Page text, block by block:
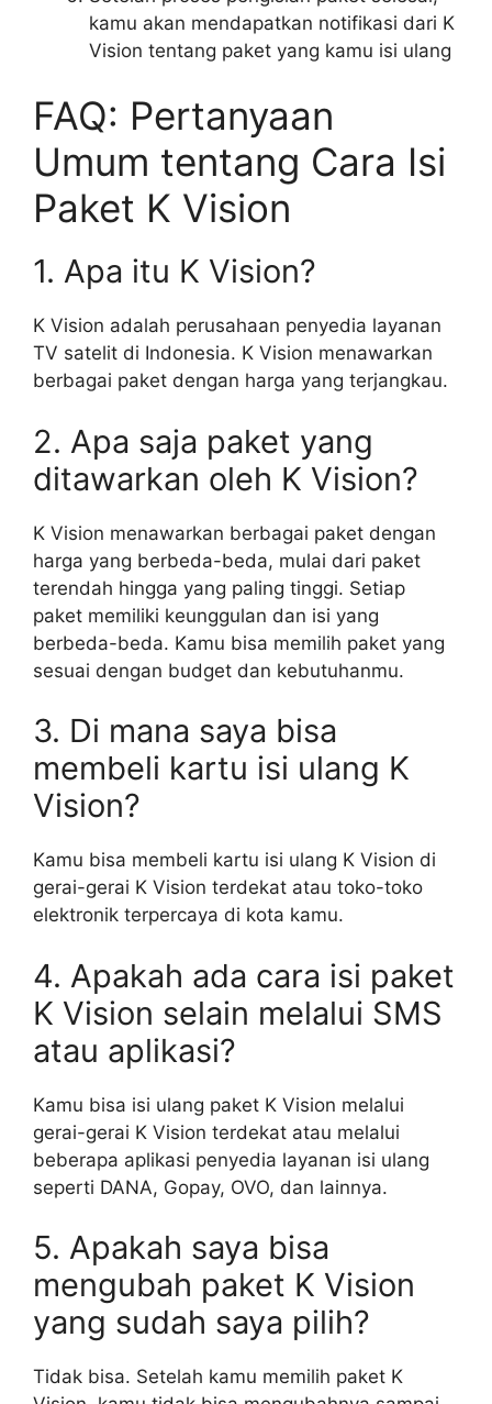
kamu akan mendapatkan notifikasi dari K
Vision tentang paket yang kamu isi ulang
FAQ: Pertanyaan
Umum tentang Cara Isi
Paket K Vision
1. Apa itu K Vision?
K Vision adalah perusahaan penyedia layanan
TV satelit di Indonesia. K Vision menawarkan
berbagai paket dengan harga yang terjangkau.
2. Apa saja paket yang
ditawarkan oleh K Vision?
K Vision menawarkan berbagai paket dengan
harga yang berbeda-beda, mulai dari paket
terendah hingga yang paling tinggi. Setiap
paket memiliki keunggulan dan isi yang
berbeda-beda. Kamu bisa memilih paket yang
sesuai dengan budget dan kebutuhanmu.
3. Di mana saya bisa
membeli kartu isi ulang K
Vision?
Kamu bisa membeli kartu isi ulang K Vision di
gerai-gerai K Vision terdekat atau toko-toko
elektronik terpercaya di kota kamu.
4. Apakah ada cara isi paket
K Vision selain melalui SMS
atau aplikasi?
Kamu bisa isi ulang paket K Vision melalui
gerai-gerai K Vision terdekat atau melalui
beberapa aplikasi penyedia layanan isi ulang
seperti DANA, Gopay, OVO, dan lainnya.
5. Apakah saya bisa
mengubah paket K Vision
yang sudah saya pilih?
Tidak bisa. Setelah kamu memilih paket K